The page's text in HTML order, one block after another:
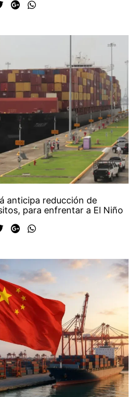
anticipa reducción de
para enfrentar a El Niño